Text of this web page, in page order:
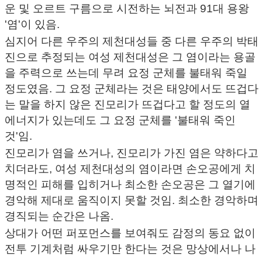
운 및 오르트 구름으로 시전하는 뇌전과 91대 용왕
'염'이 있음.
심지어 다른 우주의 제천대성들 중 다른 우주의 박태
진으로 추정되는 여성 제천대성은 그 염이라는 용골
을 주력으로 쓰는데 무려 요정 군체를 불태워 죽일
정도였음. 그 요정 군체라는 것은 태양에서도 뜨겁다
는 말을 하지 않은 진모리가 뜨겁다고 할 정도의 열
에너지가 있는데도 그 요정 군체를 '불태워 죽인
것'임.
진모리가 염을 쓰거나, 진모리가 가진 염은 약하다고
치더라도, 여성 제천대성의 염이라면 손오공에게 치
명적인 피해를 입히거나 최소한 손오공은 그 열기에
경악해 제대로 움직이지 못할 것임. 최소한 경악하며
경직되는 순간은 나옴.
상대가 어떤 퍼포먼스를 보여줘도 감정의 동요 없이
전투 기계처럼 싸우기만 한다는 것은 망상에서나 나